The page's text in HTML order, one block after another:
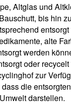
Altglas und
bis hin
alte
werden
oder
zur
die
darstellen.